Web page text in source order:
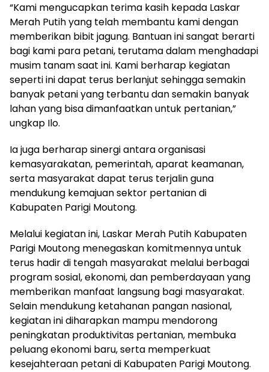
“Kami mengucapkan terima kasih kepada Laskar
Merah Putih yang telah membantu kami dengan
memberikan bibit jagung. Bantuan ini sangat berarti
bagi kami para petani, terutama dalam menghadapi
musim tanam saat ini. Kami berharap kegiatan
seperti ini dapat terus berlanjut sehingga semakin
banyak petani yang terbantu dan semakin banyak
lahan yang bisa dimanfaatkan untuk pertanian,”
ungkap Ilo.
Ia juga berharap sinergi antara organisasi
kemasyarakatan, pemerintah, aparat keamanan,
serta masyarakat dapat terus terjalin guna
mendukung kemajuan sektor pertanian di
Kabupaten Parigi Moutong.
Melalui kegiatan ini, Laskar Merah Putih Kabupaten
Parigi Moutong menegaskan komitmennya untuk
terus hadir di tengah masyarakat melalui berbagai
program sosial, ekonomi, dan pemberdayaan yang
memberikan manfaat langsung bagi masyarakat.
Selain mendukung ketahanan pangan nasional,
kegiatan ini diharapkan mampu mendorong
peningkatan produktivitas pertanian, membuka
peluang ekonomi baru, serta memperkuat
kesejahteraan petani di Kabupaten Parigi Moutong.